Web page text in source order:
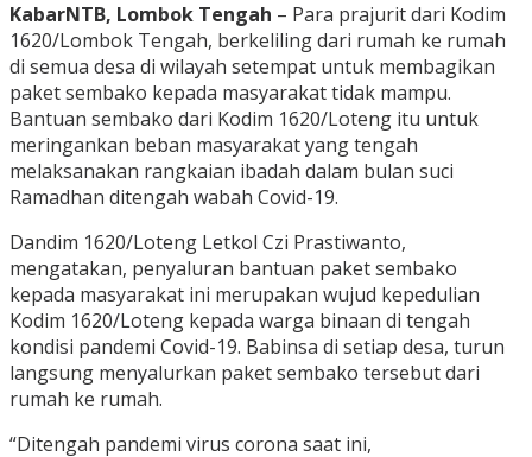
KabarNTB, Lombok Tengah – Para prajurit dari Kodim
1620/Lombok Tengah, berkeliling dari rumah ke rumah
di semua desa di wilayah setempat untuk membagikan
paket sembako kepada masyarakat tidak mampu.
Bantuan sembako dari Kodim 1620/Loteng itu untuk
meringankan beban masyarakat yang tengah
melaksanakan rangkaian ibadah dalam bulan suci
Ramadhan ditengah wabah Covid-19.
Dandim 1620/Loteng Letkol Czi Prastiwanto,
mengatakan, penyaluran bantuan paket sembako
kepada masyarakat ini merupakan wujud kepedulian
Kodim 1620/Loteng kepada warga binaan di tengah
kondisi pandemi Covid-19. Babinsa di setiap desa, turun
langsung menyalurkan paket sembako tersebut dari
rumah ke rumah.
“Ditengah pandemi virus corona saat ini,